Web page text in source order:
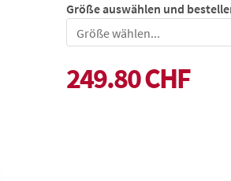
Größe auswählen und
Größe
249.80 CHF